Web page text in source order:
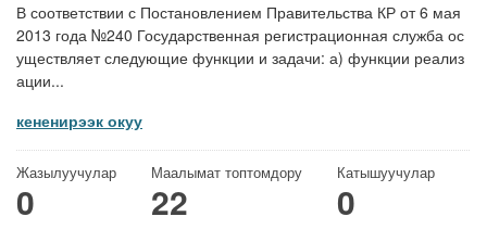
В соответствии с Постановлением Правительства КР от 6 мая
2013 года №240 Государственная регистрационная служба ос
уществляет следующие функции и задачи: а) функции реализ
ации...
кененирээк окуу
Жазылуучулар
0
Маалымат топтомдору
22
Катышуучулар
0